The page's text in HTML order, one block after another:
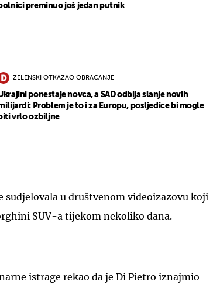
bolnici preminuo još jedan putnik
ZELENSKI OTKAZAO OBRAĆANJE
ponestaje novca, a SAD odbija slanje novih
Problem je to i za Europu, posljedice bi mogle
biti vrlo ozbiljne
sudjelovala u društvenom videoizazovu koji
SUV-a tijekom nekoliko dana.
istrage rekao da je Di Pietro iznajmio